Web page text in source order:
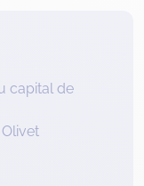
capital de